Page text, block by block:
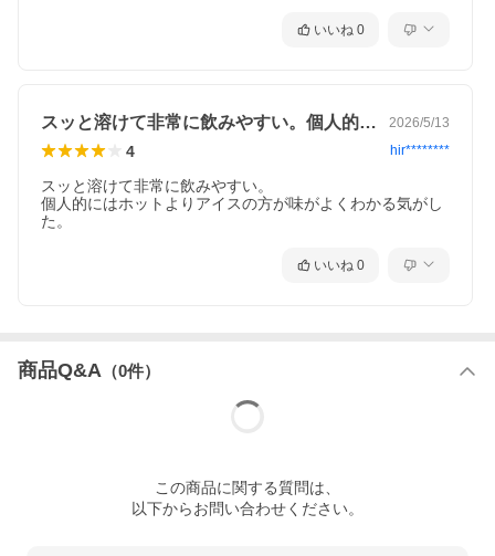
いいね 0
スッと溶けて非常に飲みやすい。個人的に… 2026/5/13
4 hir********
スッと溶けて非常に飲みやすい。
個人的にはホットよりアイスの方が味がよくわかる気がし
た。
いいね 0
商品Q&A （0件）
この商品に関する質問は、
以下からお問い合わせください。